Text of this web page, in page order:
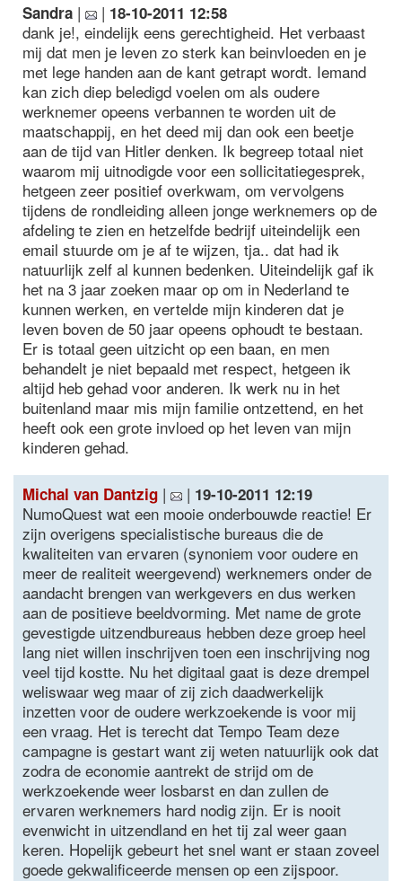
Sandra | | 18-10-2011 12:58
dank je!, eindelijk eens gerechtigheid. Het verbaast
mij dat men je leven zo sterk kan beinvloeden en je
met lege handen aan de kant getrapt wordt. Iemand
kan zich diep beledigd voelen om als oudere
werknemer opeens verbannen te worden uit de
maatschappij, en het deed mij dan ook een beetje
aan de tijd van Hitler denken. Ik begreep totaal niet
waarom mij uitnodigde voor een sollicitatiegesprek,
hetgeen zeer positief overkwam, om vervolgens
tijdens de rondleiding alleen jonge werknemers op de
afdeling te zien en hetzelfde bedrijf uiteindelijk een
email stuurde om je af te wijzen, tja.. dat had ik
natuurlijk zelf al kunnen bedenken. Uiteindelijk gaf ik
het na 3 jaar zoeken maar op om in Nederland te
kunnen werken, en vertelde mijn kinderen dat je
leven boven de 50 jaar opeens ophoudt te bestaan.
Er is totaal geen uitzicht op een baan, en men
behandelt je niet bepaald met respect, hetgeen ik
altijd heb gehad voor anderen. Ik werk nu in het
buitenland maar mis mijn familie ontzettend, en het
heeft ook een grote invloed op het leven van mijn
kinderen gehad.
Michal van Dantzig | | 19-10-2011 12:19
NumoQuest wat een mooie onderbouwde reactie! Er
zijn overigens specialistische bureaus die de
kwaliteiten van ervaren (synoniem voor oudere en
meer de realiteit weergevend) werknemers onder de
aandacht brengen van werkgevers en dus werken
aan de positieve beeldvorming. Met name de grote
gevestigde uitzendbureaus hebben deze groep heel
lang niet willen inschrijven toen een inschrijving nog
veel tijd kostte. Nu het digitaal gaat is deze drempel
weliswaar weg maar of zij zich daadwerkelijk
inzetten voor de oudere werkzoekende is voor mij
een vraag. Het is terecht dat Tempo Team deze
campagne is gestart want zij weten natuurlijk ook dat
zodra de economie aantrekt de strijd om de
werkzoekende weer losbarst en dan zullen de
ervaren werknemers hard nodig zijn. Er is nooit
evenwicht in uitzendland en het tij zal weer gaan
keren. Hopelijk gebeurt het snel want er staan zoveel
goede gekwalificeerde mensen op een zijspoor.